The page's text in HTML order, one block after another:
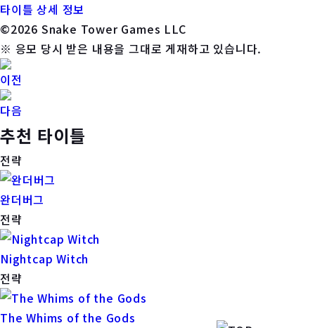
타이틀 상세 정보
©2026 Snake Tower Games LLC
※ 응모 당시 받은 내용을 그대로 게재하고 있습니다.
이전
다음
추천 타이틀
전략
완더버그
전략
Nightcap Witch
전략
The Whims of the Gods